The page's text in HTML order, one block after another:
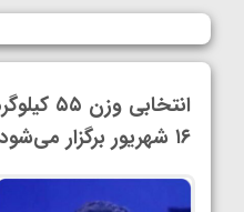
۱۶ شهریور برگزار می‌شود